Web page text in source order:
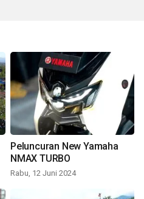
Peluncuran New Yamaha
NMAX TURBO
Rabu, 12 Juni 2024